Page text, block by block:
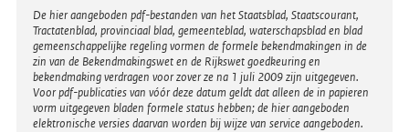
Disclaimer
De hier aangeboden pdf-bestanden van het Staatsblad, Staatscourant,
Tractatenblad, provinciaal blad, gemeenteblad, waterschapsblad en blad
gemeenschappelijke regeling vormen de formele bekendmakingen in de
zin van de Bekendmakingswet en de Rijkswet goedkeuring en
bekendmaking verdragen voor zover ze na 1 juli 2009 zijn uitgegeven.
Voor pdf-publicaties van vóór deze datum geldt dat alleen de in papieren
vorm uitgegeven bladen formele status hebben; de hier aangeboden
elektronische versies daarvan worden bij wijze van service aangeboden.